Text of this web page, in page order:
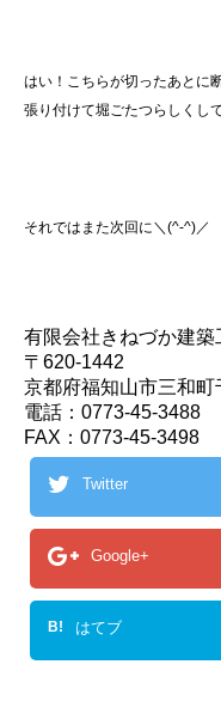
はい！こちらが切ったあとに
張り付けて堀ごたつらしくし
それではまた次回に＼(^-^)／
有限会社きねづか建築
〒620-1442
京都府福知山市三和町
電話：0773-45-3488
FAX：0773-45-3498
Twitter
Google+
B! はてブ